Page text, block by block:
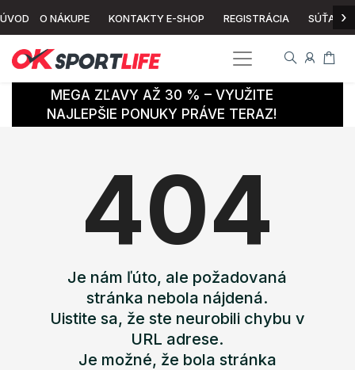
ÚVOD O NÁKUPE KONTAKTY E-SHOP REGISTRÁCIA SÚŤAŽ ›
MEGA ZĽAVY AŽ 30 % – VYUŽITE
NAJLEPŠIE PONUKY PRÁVE TERAZ!
404
Je nám ľúto, ale požadovaná
stránka nebola nájdená.
Uistite sa, že ste neurobili chybu v
URL adrese.
Je možné, že bola stránka